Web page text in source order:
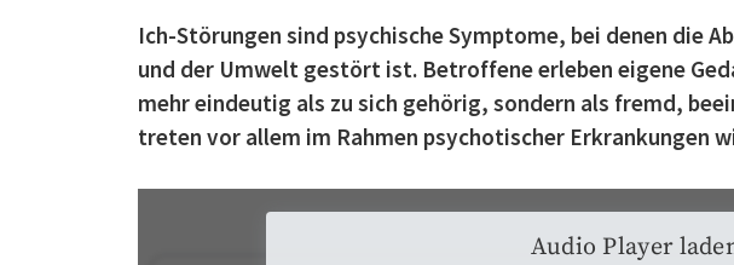
Ich-Störungen sind psychische Symptome, bei denen die
und der Umwelt gestört ist. Betroffene erleben eigene
mehr eindeutig als zu sich gehörig, sondern als fremd,
treten vor allem im Rahmen psychotischer Erkrankungen
Audio Player